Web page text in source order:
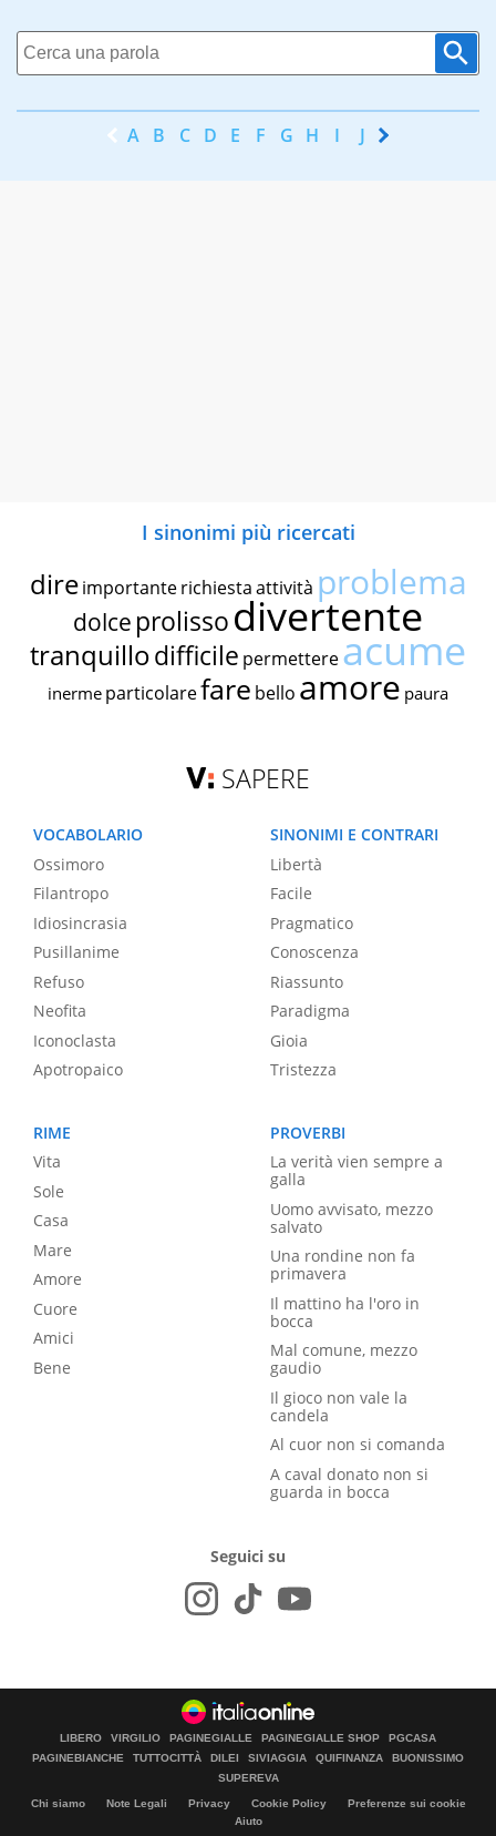
A B C D E F G H I J K
I sinonimi più ricercati
dire importante richiestaattività problema
dolce prolissodivertente
tranquillodifficile permettereacume
inerme particolarefare bello amore paura
SAPERE
VOCABOLARIO
Ossimoro
Filantropo
Idiosincrasia
Pusillanime
Refuso
Neofita
Iconoclasta
Apotropaico
SINONIMI E CONTRARI
Libertà
Facile
Pragmatico
Conoscenza
Riassunto
Paradigma
Gioia
Tristezza
RIME
Vita
Sole
Casa
Mare
Amore
Cuore
Amici
Bene
PROVERBI
La verità vien sempre a
galla
Uomo avvisato, mezzo
salvato
Una rondine non fa
primavera
Il mattino ha l'oro in
bocca
Mal comune, mezzo
gaudio
Il gioco non vale la
candela
Al cuor non si comanda
A caval donato non si
guarda in bocca
Seguici su
LIBERO VIRGILIO PAGINEGIALLE PAGINEGIALLE SHOP
PGCASA
PAGINEBIANCHE
TUTTOCITTÀ DILEI SIVIAGGIA QUIFINANZA
BUONISSIMO
SUPEREVA
Chi siamo Note Legali Privacy Cookie Policy
Preferenze sui cookie
Aiuto